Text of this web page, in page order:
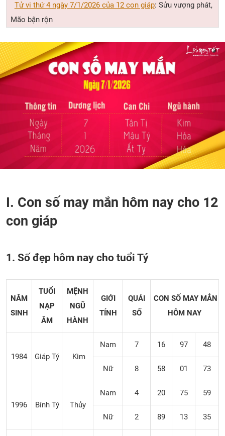
Tử vi thứ 4 ngày 7/1/2026 của 12 con giáp: Sửu vượng phát,
Mão bận rộn
I. Con số may mắn hôm nay cho 12
con giáp
1. Số đẹp hôm nay cho tuổi Tý
NĂM
SINH
TUỔI
NẠP
ÂM
MỆNH
NGŨ
HÀNH
GIỚI
TÍNH
QUÁI
SỐ
CON SỐ MAY MẮN
HÔM NAY
1984 Giáp Tý Kim
Nam 7 16 97 48
Nữ 8 58 01 73
1996 Bính Tý Thủy
Nam 4 20 75 59
Nữ 2 89 13 35